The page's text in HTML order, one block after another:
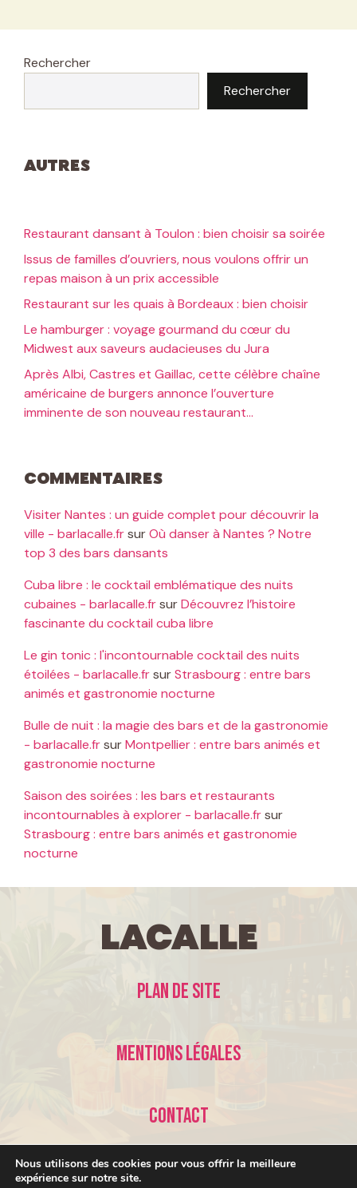
Rechercher
Rechercher
Autres
Restaurant dansant à Toulon : bien choisir sa soirée
Issus de familles d’ouvriers, nous voulons offrir un
repas maison à un prix accessible
Restaurant sur les quais à Bordeaux : bien choisir
Le hamburger : voyage gourmand du cœur du
Midwest aux saveurs audacieuses du Jura
Après Albi, Castres et Gaillac, cette célèbre chaîne
américaine de burgers annonce l’ouverture
imminente de son nouveau restaurant…
Commentaires
Visiter Nantes : un guide complet pour découvrir la
ville - barlacalle.frsurOù danser à Nantes ? Notre
top 3 des bars dansants
Cuba libre : le cocktail emblématique des nuits
cubaines - barlacalle.frsurDécouvrez l’histoire
fascinante du cocktail cuba libre
Le gin tonic : l'incontournable cocktail des nuits
étoilées - barlacalle.frsurStrasbourg : entre bars
animés et gastronomie nocturne
Bulle de nuit : la magie des bars et de la gastronomie
- barlacalle.frsurMontpellier : entre bars animés et
gastronomie nocturne
Saison des soirées : les bars et restaurants
incontournables à explorer - barlacalle.frsur
Strasbourg : entre bars animés et gastronomie
nocturne
LaCalle
Plan de site
Mentions légales
Contact
Nous utilisons des cookies pour vous offrir la meilleure
expérience sur notre site.